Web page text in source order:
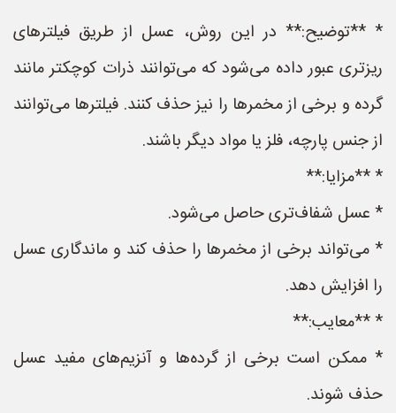
* **توضیح:** در این روش، عسل از طریق فیلترهای
ریزتری عبور داده می‌شود که می‌توانند ذرات کوچکتر مانند
گرده و برخی از مخمرها را نیز حذف کنند. فیلترها می‌توانند
از جنس پارچه، فلز یا مواد دیگر باشند.
* **مزایا:**
* عسل شفاف‌تری حاصل می‌شود.
* می‌تواند برخی از مخمرها را حذف کند و ماندگاری عسل
را افزایش دهد.
* **معایب:**
* ممکن است برخی از گرده‌ها و آنزیم‌های مفید عسل
حذف شوند.